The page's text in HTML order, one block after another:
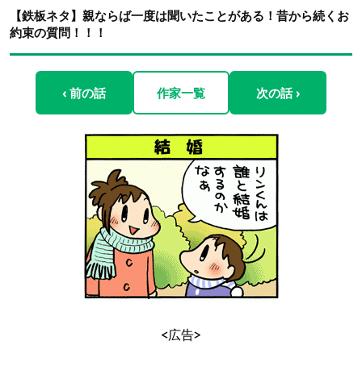
【鉄板ネタ】親ならば一度は聞いたことがある！昔から続くお
約束の質問！！！
‹ 前の話 作家一覧 次の話 ›
<広告>